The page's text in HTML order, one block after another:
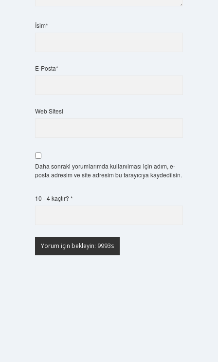
İsim*
E-Posta*
Web Sitesi
Daha sonraki yorumlarımda kullanılması için adım, e-
posta adresim ve site adresim bu tarayıcıya kaydedilsin.
10 - 4 kaçtır? *